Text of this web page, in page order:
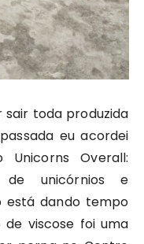
sair toda produzida
eu acordei
Overall:
de unicórnios e
está dando tempo
de viscose foi uma